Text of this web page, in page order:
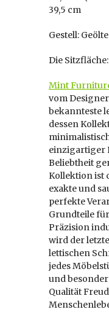
39,5 cm
Gestell:
Die
Mint
vom
bekannteste
dessen
einzigartiger
Beliebtheit
Kollektion ist
exakte und
perfekte
Grundteile
Präzision
wird der
lettischen
jedes
und
Qualität